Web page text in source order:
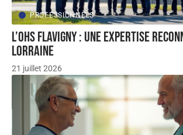
PROFESSIONNELS
L’OHS Flavigny : une expertise
Lorraine
21 juillet 2026